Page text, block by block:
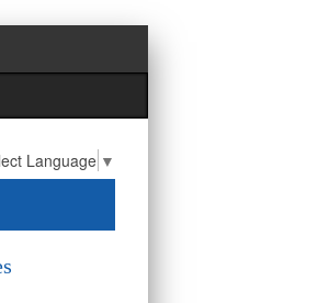
Language ▼